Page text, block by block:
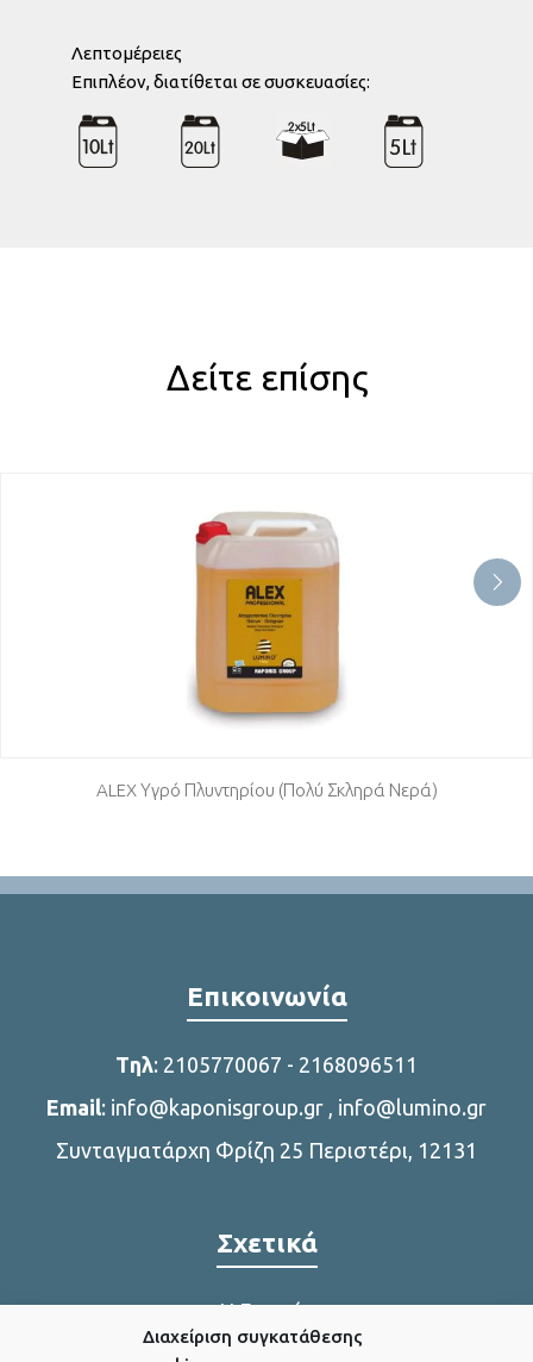
Διαχείριση συγκατάθεσης
Λεπτομέρειες
Eπιπλέον, διατίθεται σε συσκευασίες:
Δείτε επίσης
ALEX Υγρό Πλυντηρίου (Πολύ Σκληρά Νερά)
Επικοινωνία
Tηλ: 2105770067 - 2168096511
Email: info@kaponisgroup.gr , info@lumino.gr
Συνταγματάρχη Φρίζη 25 Περιστέρι, 12131
Σχετικά
Η Εταιρία
Η παραγωγή μας